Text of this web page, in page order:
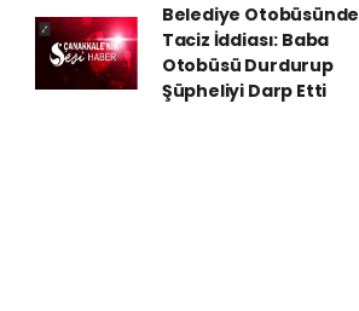
Belediye Otobüsünde
Taciz İddiası: Baba
Otobüsü Durdurup
Şüpheliyi Darp Etti